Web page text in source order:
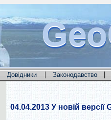
Довідники | Законодавство |
04.04.2013 У новій версії